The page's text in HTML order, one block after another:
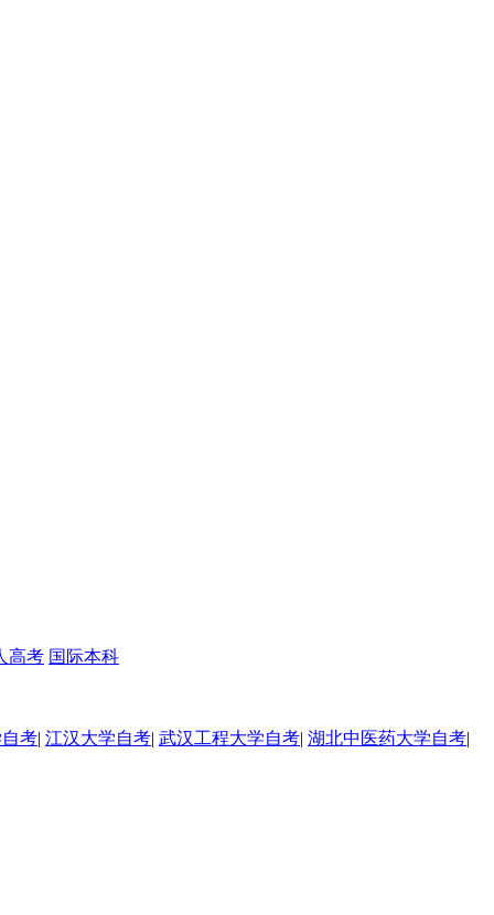
高考 国际本科
考| 江汉大学自考| 武汉工程大学自考| 湖北中医药大学自考|